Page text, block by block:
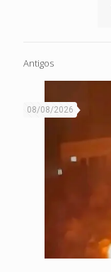
Antigos
08/08/2026